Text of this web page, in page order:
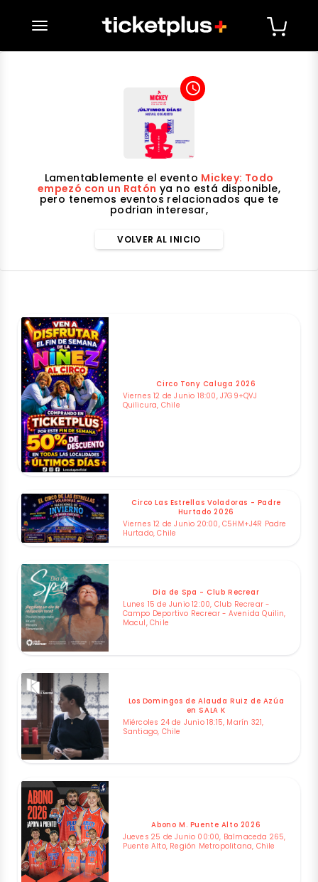
desplegar navegación
access_time
Lamentablemente el evento Mickey: Todo
empezó con un Ratón ya no está disponible,
pero tenemos eventos relacionados que te
podrian interesar,
VOLVER AL INICIO
Circo Tony Caluga 2026
Viernes 12 de Junio 18:00, J7G9+QVJ
Quilicura, Chile
Circo Las Estrellas Voladoras - Padre
Hurtado 2026
Viernes 12 de Junio 20:00, C5HM+J4R Padre
Hurtado, Chile
Dia de Spa - Club Recrear
Lunes 15 de Junio 12:00, Club Recrear -
Campo Deportivo Recrear - Avenida Quilin,
Macul, Chile
Los Domingos de Alauda Ruiz de Azúa
en SALA K
Miércoles 24 de Junio 18:15, Marín 321,
Santiago, Chile
Abono M. Puente Alto 2026
Jueves 25 de Junio 00:00, Balmaceda 265,
Puente Alto, Región Metropolitana, Chile